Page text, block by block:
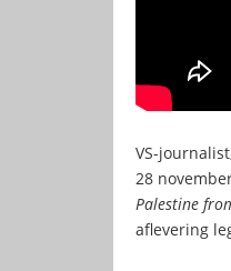
VS-
28
Palestine
aflevering